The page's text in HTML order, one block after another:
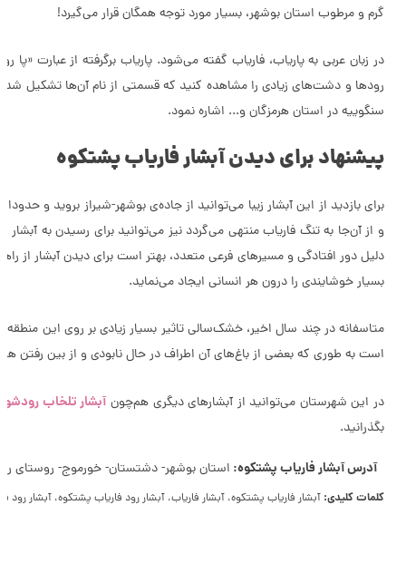
گرم و مرطوب استان بوشهر، بسیار مورد توجه همگان قرار می‌گیرد!
در زبان عربی به پاریاب، فاریاب گفته می‌شود. پاریاب برگرفته از عبارت
رودها و دشت‌های زیادی را مشاهده کنید که قسمتی از نام آن‌ها تشکیل شده
سنگوییه در استان هرمزگان و... اشاره نمود.
پیشنهاد برای دیدن آبشار فاریاب پشتکوه
و از آن‌جا به تنگ فاریاب منتهی می‌گردد نیز می‌توانید برای رسیدن به
دلیل دور افتادگی و مسیرهای فرعی متعدد، بهتر است برای دیدن آبشار از
بسیار خوشایندی را درون هر انسانی ایجاد می‌نماید.
متاسفانه در چند سال اخیر، خشک‌سالی تاثیر بسیار زیادی بر روی این
است به طوری که بعضی از باغ‌های آن اطراف در حال نابودی و از بین رفتن
در این شهرستان می‌توانید از آبشارهای دیگری هم‌چونآبشار تلخاب رودشور
بگذرانید.
آدرس آبشار فاریاب پشتکوه: استان بوشهر- دشتستان- خورموج- روستای
کلمات کلیدی: آبشار فاریاب پشتکوه، آبشار فاریاب، آبشار رود فاریاب پشتکوه، آبشار رود